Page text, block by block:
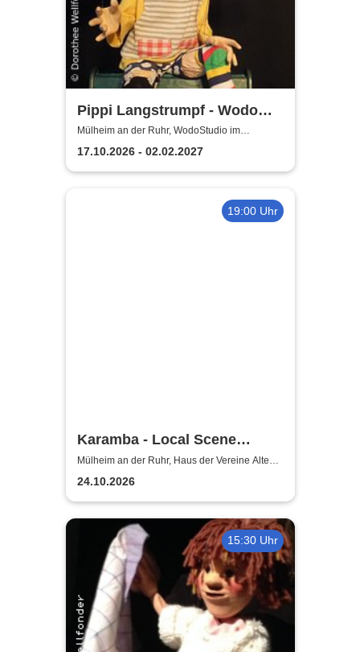
Pippi Langstrumpf - Wodo
Puppenspiel
Mülheim an der Ruhr, WodoStudio im
Ringlokschuppen Ruhr
17.10.2026 - 02.02.2027
19:00 Uhr
Karamba - Local Scene
Circus
Mülheim an der Ruhr, Haus der Vereine Alte
Dreherei Mülheim an der Ruhr
24.10.2026
15:30 Uhr